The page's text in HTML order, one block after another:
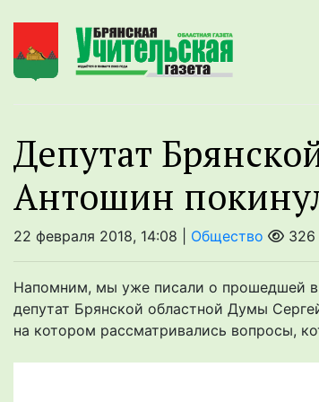
Депутат
Антошин
22 февраля 2018, 14:08 | Общество 326
Напомним, мы уже писали о прошедшей
депутат Брянской областной Думы
на котором рассматривались вопросы,